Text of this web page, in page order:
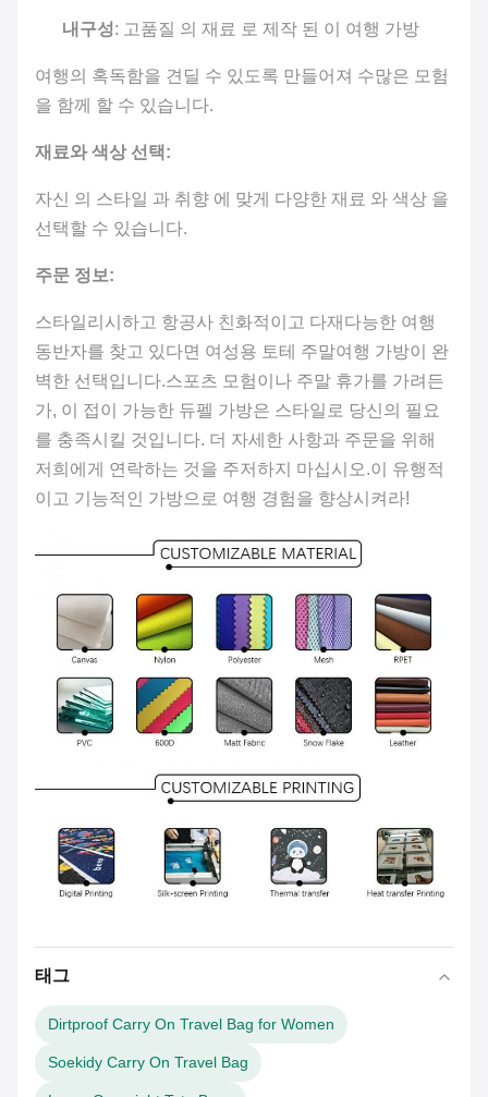
내구성: 고품질 의 재료 로 제작 된 이 여행 가방
여행의 혹독함을 견딜 수 있도록 만들어져 수많은 모험
을 함께 할 수 있습니다.
재료와 색상 선택:
자신 의 스타일 과 취향 에 맞게 다양한 재료 와 색상 을
선택할 수 있습니다.
주문 정보:
스타일리시하고 항공사 친화적이고 다재다능한 여행
동반자를 찾고 있다면 여성용 토테 주말여행 가방이 완
벽한 선택입니다.스포츠 모험이나 주말 휴가를 가려든
가, 이 접이 가능한 듀펠 가방은 스타일로 당신의 필요
를 충족시킬 것입니다. 더 자세한 사항과 주문을 위해
저희에게 연락하는 것을 주저하지 마십시오.이 유행적
이고 기능적인 가방으로 여행 경험을 향상시켜라!
태그
Dirtproof Carry On Travel Bag for Women
Soekidy Carry On Travel Bag